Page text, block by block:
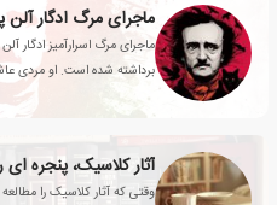
ماجرای مرگ اسرارآمیز ادگار
برداشته شده است. او مردی
آثار کلاسیک، پنجره
وقتی که آثار کلاسیک را